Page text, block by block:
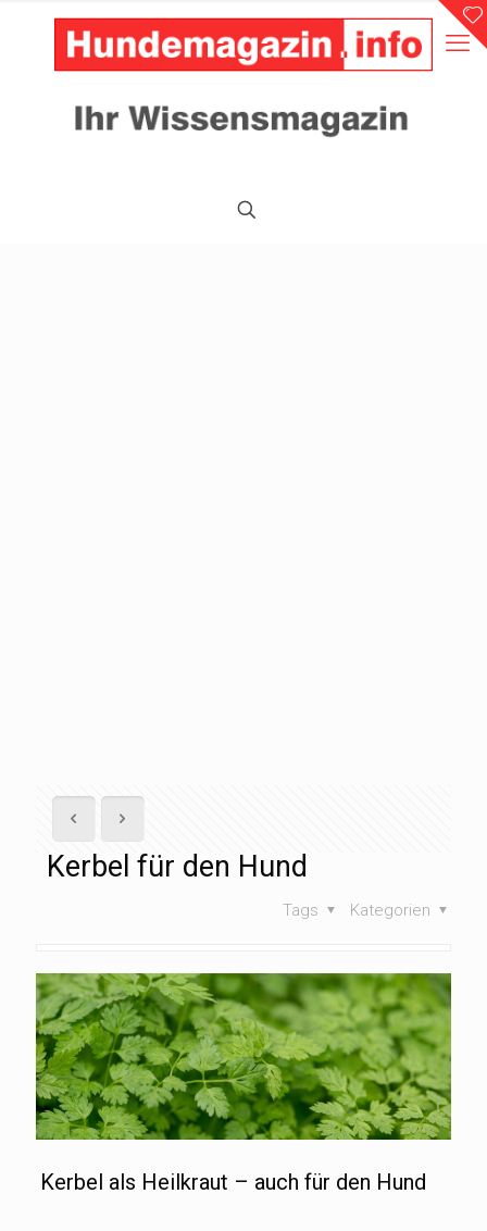
Kerbel für den Hund
Kategorien
Tags
Kerbel als Heilkraut – auch für den Hund